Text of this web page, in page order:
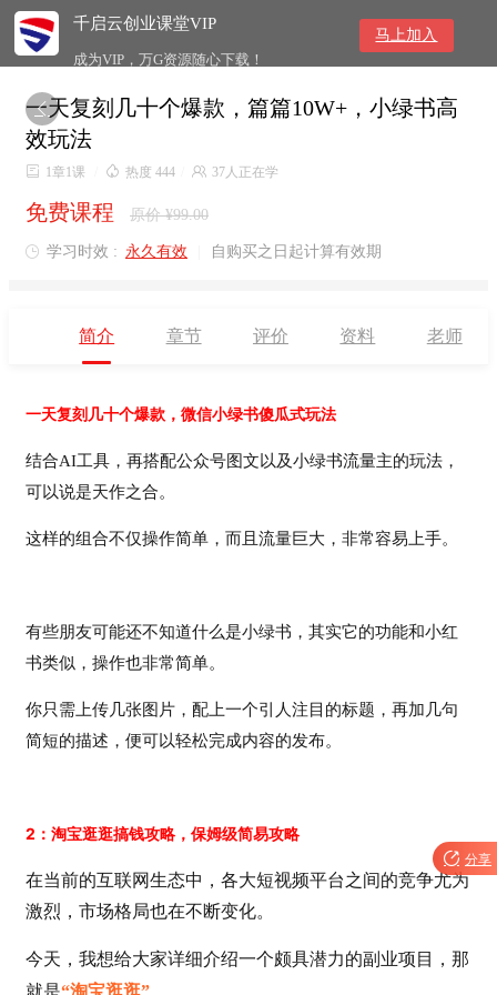
千启云创业课堂VIP
成为VIP，万G资源随心下载！
马上加入

一天复刻几十个爆款，篇篇10W+，小绿书高
效玩法
 1章1课  热度 444  37人正在学
免费课程 原价 ¥99.00
 学习时效 : 永久有效 自购买之日起计算有效期
简介 章节 评价 资料 老师
一天复刻几十个爆款，微信小绿书傻瓜式玩法
结合AI工具，再搭配公众号图文以及小绿书流量主的玩法，
可以说是天作之合。
这样的组合不仅操作简单，而且流量巨大，非常容易上手。
有些朋友可能还不知道什么是小绿书，其实它的功能和小红
书类似，操作也非常简单。
你只需上传几张图片，配上一个引人注目的标题，再加几句
简短的描述，便可以轻松完成内容的发布。
2：淘宝逛逛搞钱攻略，保姆级简易攻略
在当前的互联网生态中，各大短视频平台之间的竞争尤为
激烈，市场格局也在不断变化。
今天，我想给大家详细介绍一个颇具潜力的副业项目，那
就是“淘宝逛逛”
 分享